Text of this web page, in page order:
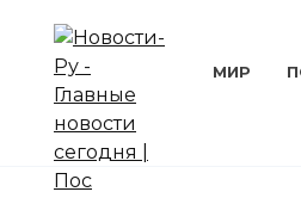
содержанию
МИР